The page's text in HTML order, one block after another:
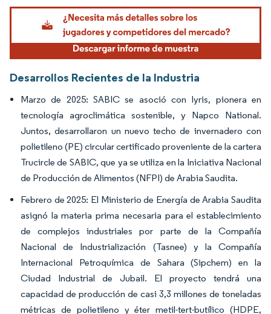
Imagen © Mordor Intelligence. El uso requiere atribución según CC BY 4.0.
Desarrollos Recientes de la Industria
Marzo de 2025: SABIC se asoció con Iyris, pionera en
tecnología agroclimática sostenible, y Napco National.
Juntos, desarrollaron un nuevo techo de invernadero con
polietileno (PE) circular certificado proveniente de la cartera
Trucircle de SABIC, que ya se utiliza en la Iniciativa Nacional
de Producción de Alimentos (NFPI) de Arabia Saudita.
Febrero de 2025: El Ministerio de Energía de Arabia Saudita
asignó la materia prima necesaria para el establecimiento
de complejos industriales por parte de la Compañía
Nacional de Industrialización (Tasnee) y la Compañía
Internacional Petroquímica de Sahara (Sipchem) en la
Ciudad Industrial de Jubail. El proyecto tendrá una
capacidad de producción de casi 3,3 millones de toneladas
métricas de polietileno y éter metil-tert-butílico (HDPE,